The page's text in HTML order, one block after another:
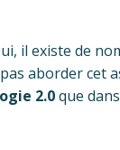
il existe de
aborder cet
2.0que